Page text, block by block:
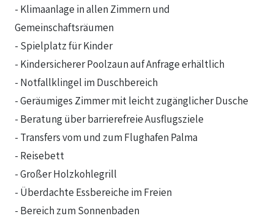
- Klimaanlage in allen Zimmern und
Gemeinschaftsräumen
- Spielplatz für Kinder
- Kindersicherer Poolzaun auf Anfrage erhältlich
- Notfallklingel im Duschbereich
- Geräumiges Zimmer mit leicht zugänglicher Dusche
- Beratung über barrierefreie Ausflugsziele
- Transfers vom und zum Flughafen Palma
- Reisebett
- Großer Holzkohlegrill
- Überdachte Essbereiche im Freien
- Bereich zum Sonnenbaden